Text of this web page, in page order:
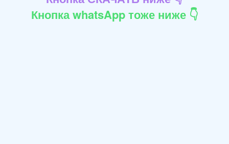
Кнопка whatsApp тоже ниже 👇